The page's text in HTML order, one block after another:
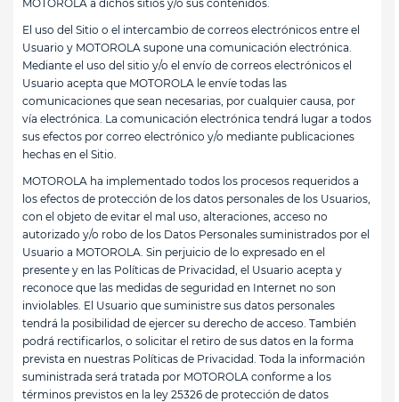
MOTOROLA a dichos sitios y/o sus contenidos.
El uso del Sitio o el intercambio de correos electrónicos entre el
Usuario y MOTOROLA supone una comunicación electrónica.
Mediante el uso del sitio y/o el envío de correos electrónicos el
Usuario acepta que MOTOROLA le envíe todas las
comunicaciones que sean necesarias, por cualquier causa, por
vía electrónica. La comunicación electrónica tendrá lugar a todos
sus efectos por correo electrónico y/o mediante publicaciones
hechas en el Sitio.
MOTOROLA ha implementado todos los procesos requeridos a
los efectos de protección de los datos personales de los Usuarios,
con el objeto de evitar el mal uso, alteraciones, acceso no
autorizado y/o robo de los Datos Personales suministrados por el
Usuario a MOTOROLA. Sin perjuicio de lo expresado en el
presente y en las Políticas de Privacidad, el Usuario acepta y
reconoce que las medidas de seguridad en Internet no son
inviolables. El Usuario que suministre sus datos personales
tendrá la posibilidad de ejercer su derecho de acceso. También
podrá rectificarlos, o solicitar el retiro de sus datos en la forma
prevista en nuestras Políticas de Privacidad. Toda la información
suministrada será tratada por MOTOROLA conforme a los
términos previstos en la ley 25326 de protección de datos